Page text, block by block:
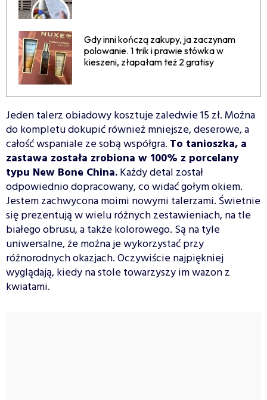
Gdy inni kończą zakupy, ja zaczynam
polowanie. 1 trik i prawie stówka w
kieszeni, złapałam też 2 gratisy
Jeden talerz obiadowy kosztuje zaledwie 15 zł. Można
do kompletu dokupić również mniejsze, deserowe, a
całość wspaniale ze sobą współgra. To tanioszka, a
zastawa została zrobiona w 100% z porcelany
typu New Bone China.Każdy detal został
odpowiednio dopracowany, co widać gołym okiem.
Jestem zachwycona moimi nowymi talerzami. Świetnie
się prezentują w wielu różnych zestawieniach, na tle
białego obrusu, a także kolorowego. Są na tyle
uniwersalne, że można je wykorzystać przy
różnorodnych okazjach. Oczywiście najpiękniej
wyglądają, kiedy na stole towarzyszy im wazon z
kwiatami.